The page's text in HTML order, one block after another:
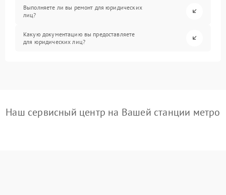
Выполняете ли вы ремонт для юридических
лиц?
Какую документацию вы предоставляете
для юридических лиц?
Наш сервисный центр на Вашей станции метро